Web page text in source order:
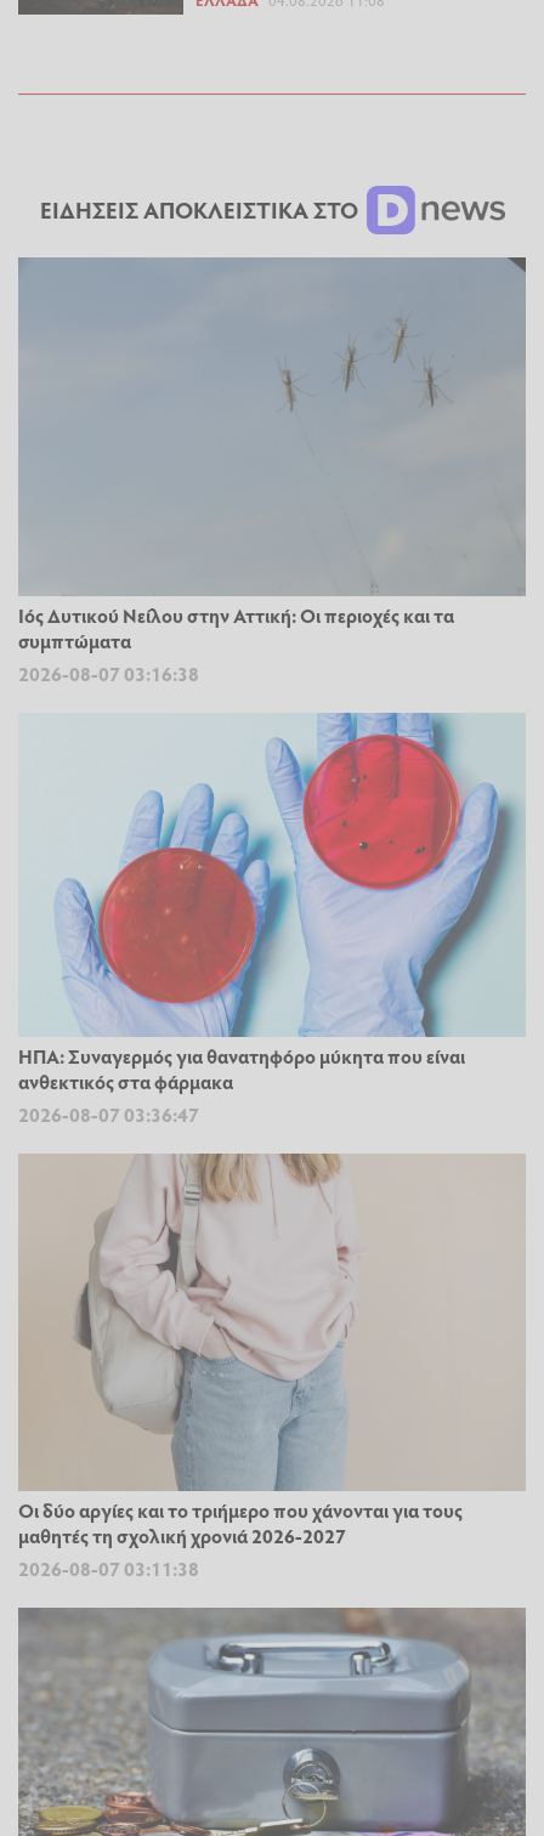
ΕΙΔΗΣΕΙΣ ΑΠΟΚΛΕΙΣΤΙΚΑ ΣΤΟ
Ιός Δυτικού Νείλου στην Αττική: Οι περιοχές και τα
συμπτώματα
2026-08-07 03:16:38
ΗΠΑ: Συναγερμός για θανατηφόρο μύκητα που είναι
ανθεκτικός στα φάρμακα
2026-08-07 03:36:47
Οι δύο αργίες και το τριήμερο που χάνονται για τους
μαθητές τη σχολική χρονιά 2026-2027
2026-08-07 03:11:38